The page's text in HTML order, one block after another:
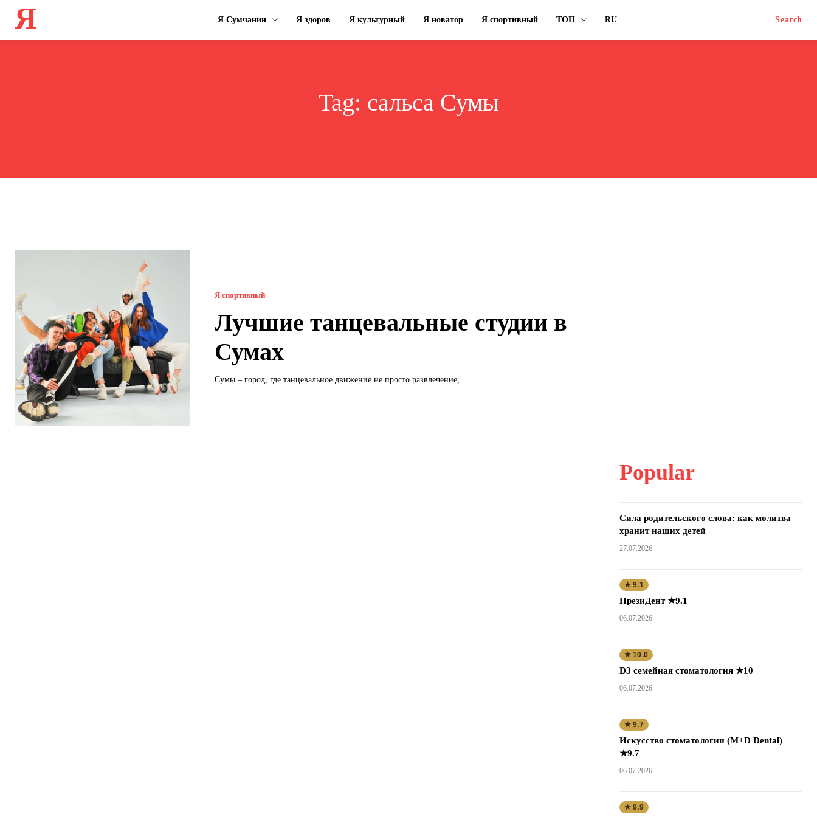
Я Я Сумчанин Я здоров Я культурный Я новатор Я спортивный ТОП RU Search
Tag: сальса Сумы
Я спортивный
Лучшие танцевальные студии в
Сумах
Сумы – город, где танцевальное движение не просто развлечение,...
Popular
Сила родительского слова: как молитва
хранит наших детей
27.07.2026
★ 9.1
ПрезиДент ★9.1
06.07.2026
★ 10.0
D3 семейная стоматология ★10
06.07.2026
★ 9.7
Искусство стоматологии (M+D Dental)
★9.7
06.07.2026
★ 9.9